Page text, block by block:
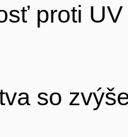
proti
so